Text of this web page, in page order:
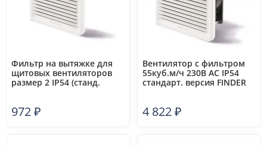
Фильтр на вытяжке для
щитовых вентиляторов
размер 2 IP54 (станд.
972₽
Вентилятор с фильтром
55куб.м/ч 230В AC IP54
стандарт. версия FINDER
4 822₽